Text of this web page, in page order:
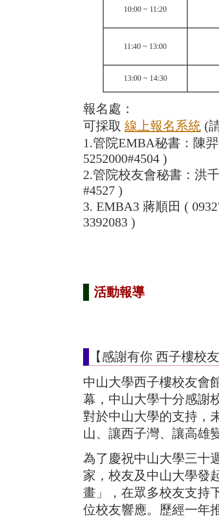
10:00 ~ 11:20
11:40 ~ 13:00
13:00 ~ 14:30
報名處：
可採取 線上報名系統 (
1.管院EMBA秘書：陳
5252000#4504 )
2.管院校友會秘書：洪
#4527 )
3. EMBA3 蔣順田 (
3392083 )
活動報導
【感謝有你 西子樓校
中山大學西子樓校友會
幕，中山大學十分感謝
對於中山大學的支持，
山、讓西子灣、讓高雄
為了慶祝中山大學三十
家，校友及中山大學發
畫」，在眾多校友支持
位校友響應。歷經一年